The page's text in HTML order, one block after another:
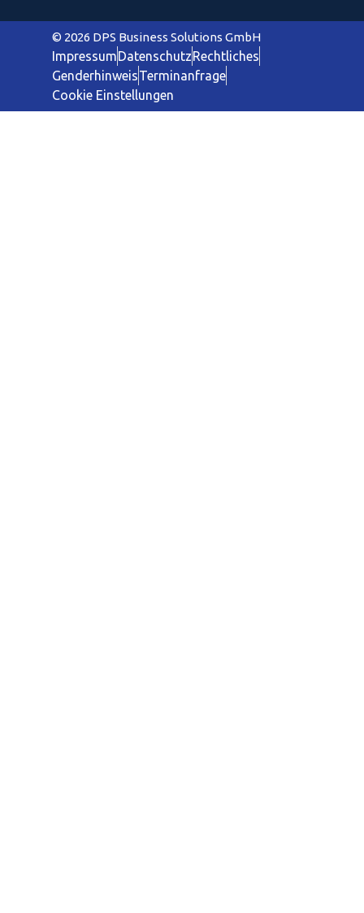
© 2026 DPS Business Solutions GmbH
ImpressumDatenschutzRechtliches
GenderhinweisTerminanfrage
Cookie Einstellungen